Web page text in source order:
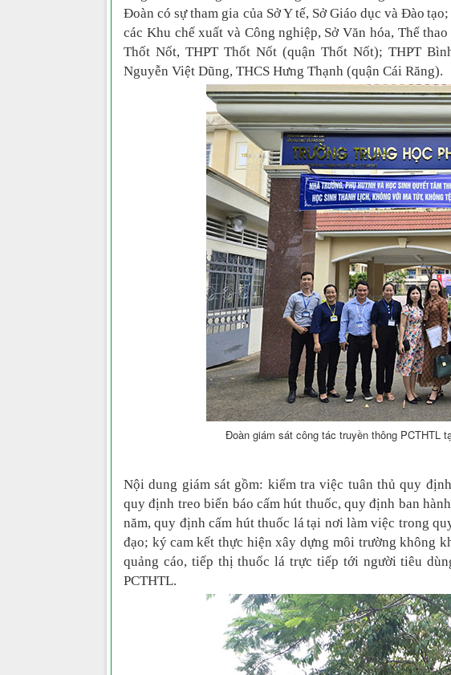
Đoàn có sự tham gia của Sở Y tế, Sở Giáo dục và Đào
các Khu chế xuất và Công nghiệp, Sở Văn hóa, Thể
Thốt Nốt, THPT Thốt Nốt (quận Thốt Nốt); THPT
Nguyễn Việt Dũng, THCS Hưng Thạnh (quận Cái Răng).
Đoàn giám sát công tác truyền thông PCTHTL
Nội dung giám sát gồm: kiểm tra việc tuân thủ quy
quy định treo biển báo cấm hút thuốc, quy định ban hành
năm, quy định cấm hút thuốc lá tại nơi làm việc trong
đạo; ký cam kết thực hiện xây dựng môi trường không
quảng cáo, tiếp thị thuốc lá trực tiếp tới người tiêu
PCTHTL.